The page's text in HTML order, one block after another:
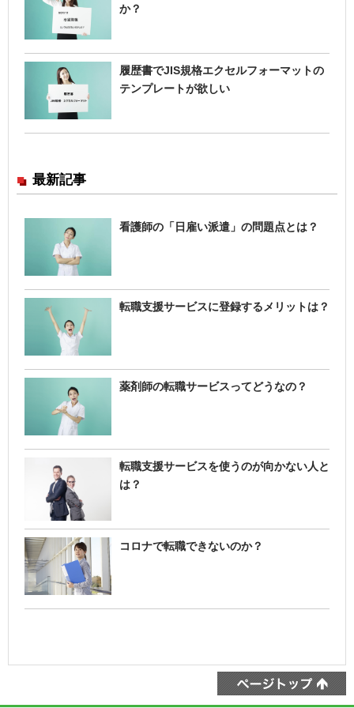
か？
履歴書でJIS規格エクセルフォーマットの
テンプレートが欲しい
最新記事
看護師の「日雇い派遣」の問題点とは？
転職支援サービスに登録するメリットは？
薬剤師の転職サービスってどうなの？
転職支援サービスを使うのが向かない人と
は？
コロナで転職できないのか？